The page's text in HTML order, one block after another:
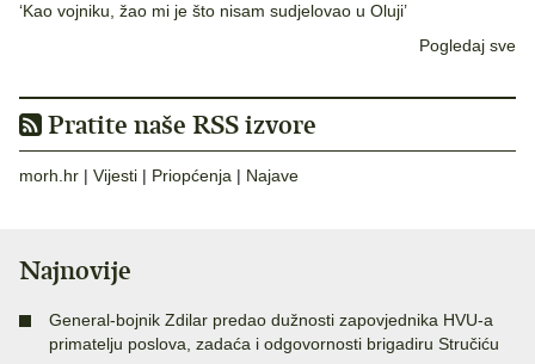
‘Kao vojniku, žao mi je što nisam sudjelovao u Oluji’
Pogledaj sve
Pratite naše RSS izvore
morh.hr | Vijesti | Priopćenja | Najave
Najnovije
General-bojnik Zdilar predao dužnosti zapovjednika HVU-a
primatelju poslova, zadaća i odgovornosti brigadiru Stručiću